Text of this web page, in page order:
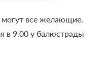
могут все желающие.
в 9.00 у балюстрады